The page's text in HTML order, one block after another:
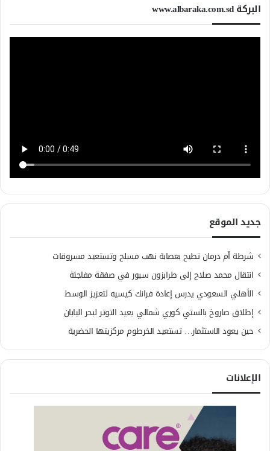
البركة www.albaraka.com.sd
جديد الموقع
شرطة أم درمان تطيح بعصابة نهب مسلح وتستعيد مسروقات
انتقال محمد صلاح إلى طرابزون سبور في صفقة مفاجئة
الأهلي السعودي يدرس إعادة فرانك كيسيه لتعزيز الوسط
إطلاق صاروخ بالستي كوري شمالي يعيد التوتر لبحر اليابان
حين يعود الاستثمار… تستعيد الخرطوم مركزيتها الحضرية
الإعلانات